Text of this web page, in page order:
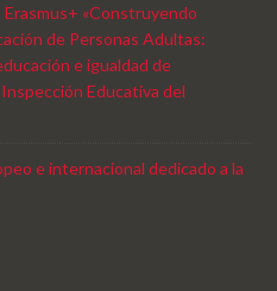
«Construyendo
de Personas Adultas:
e igualdad de
Educativa del
e internacional dedicado a la